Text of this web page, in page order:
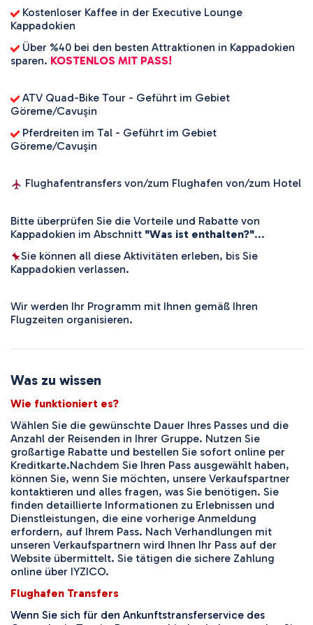
Kostenloser Kaffee in der Executive Lounge
Kappadokien
Über %40 bei den besten Attraktionen in Kappadokien
sparen. KOSTENLOS MIT PASS!
ATV Quad-Bike Tour - Geführt im Gebiet
Göreme/Cavuşin
Pferdreiten im Tal - Geführt im Gebiet
Göreme/Cavuşin
Flughafentransfers von/zum Flughafen von/zum Hotel
Bitte überprüfen Sie die Vorteile und Rabatte von
Kappadokien im Abschnitt "Was ist enthalten?"...
Sie können all diese Aktivitäten erleben, bis Sie
Kappadokien verlassen.
Wir werden Ihr Programm mit Ihnen gemäß Ihren
Flugzeiten organisieren.
Was zu wissen
Wie funktioniert es?
Wählen Sie die gewünschte Dauer Ihres Passes und die
Anzahl der Reisenden in Ihrer Gruppe. Nutzen Sie
großartige Rabatte und bestellen Sie sofort online per
Kreditkarte.Nachdem Sie Ihren Pass ausgewählt haben,
können Sie, wenn Sie möchten, unsere Verkaufspartner
kontaktieren und alles fragen, was Sie benötigen. Sie
finden detaillierte Informationen zu Erlebnissen und
Dienstleistungen, die eine vorherige Anmeldung
erfordern, auf Ihrem Pass. Nach Verhandlungen mit
unseren Verkaufspartnern wird Ihnen Ihr Pass auf der
Website übermittelt. Sie tätigen die sichere Zahlung
online über IYZICO.
Flughafen Transfers
Wenn Sie sich für den Ankunftstransferservice des